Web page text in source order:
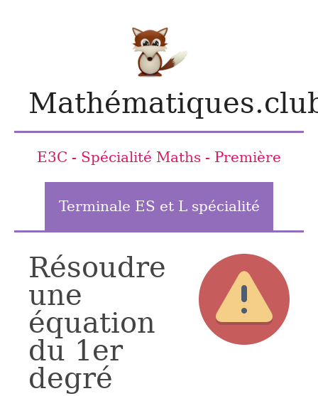
E3C - Spécialité Maths - Première
Terminale ES et L spécialité
Résoudre
une
équation
du 1er
degré